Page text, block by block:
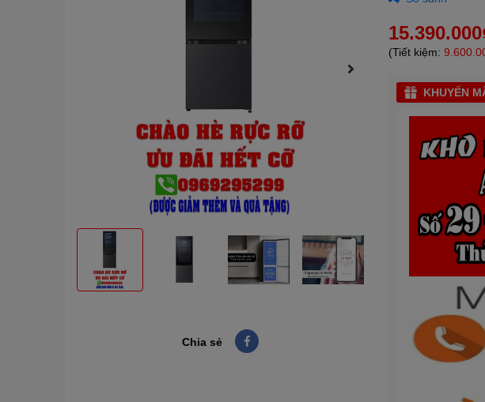
Chia sẻ
(Tiết kiệm:
KHUYẾN